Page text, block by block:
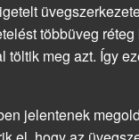
többüveg
töltik meg azt. Így
jelentenek